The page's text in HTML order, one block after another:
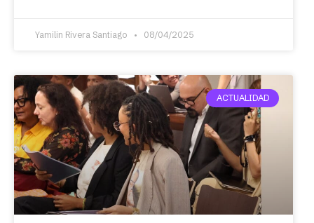
Yamilin Rivera Santiago 08/04/2025
ACTUALIDAD